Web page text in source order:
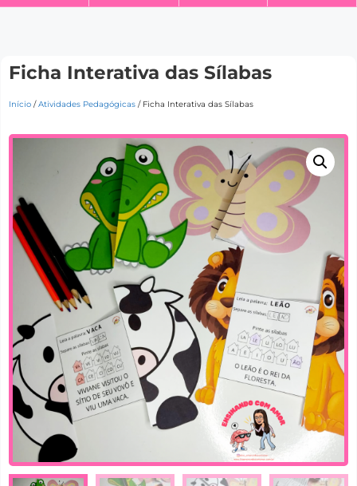
Ficha Interativa das Sílabas
Início /Atividades Pedagógicas / Ficha Interativa das Sílabas